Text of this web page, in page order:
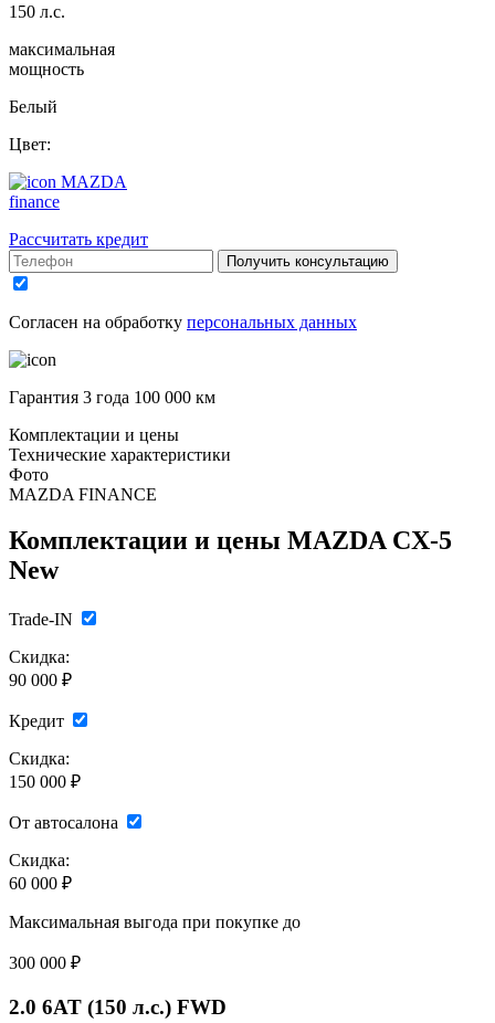
150 л.с.
максимальная
мощность
Белый
Цвет:
MAZDA
finance
Рассчитать кредит
Получить консультацию
Согласен на обработку персональных данных
Гарантия 3 года 100 000 км
Комплектации и цены
Технические характеристики
Фото
MAZDA FINANCE
Комплектации и цены MAZDA CX-5
New
Trade-IN
Скидка:
90 000 ₽
Кредит
Скидка:
150 000 ₽
От автосалона
Скидка:
60 000 ₽
Максимальная выгода при покупке до
300 000 ₽
2.0 6AT (150 л.с.) FWD